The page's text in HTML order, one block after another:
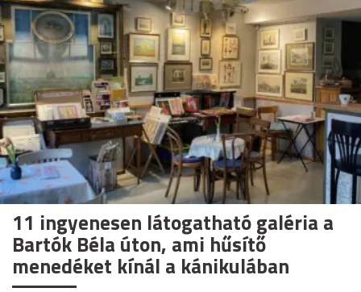
11 ingyenesen látogatható galéria a
Bartók Béla úton, ami hűsítő
menedéket kínál a kánikulában